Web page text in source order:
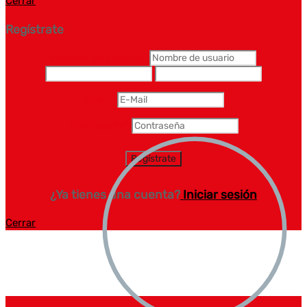
Regístrate
¿Ya tienes una cuenta?Iniciar sesión
Cerrar